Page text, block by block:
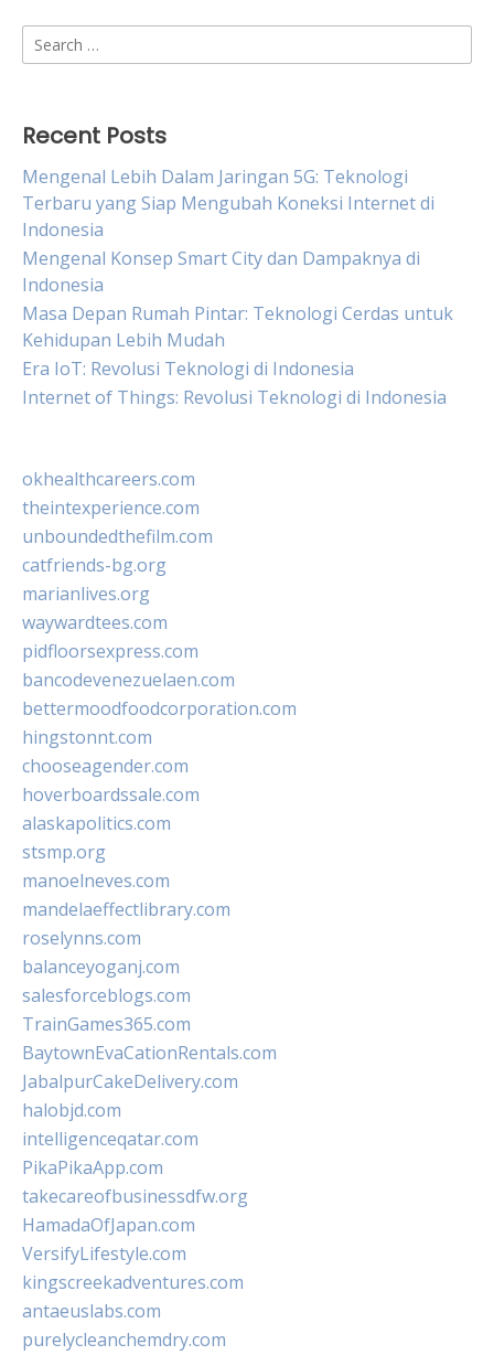
Search
for:
Recent Posts
Mengenal Lebih Dalam Jaringan 5G: Teknologi
Terbaru yang Siap Mengubah Koneksi Internet di
Indonesia
Mengenal Konsep Smart City dan Dampaknya di
Indonesia
Masa Depan Rumah Pintar: Teknologi Cerdas untuk
Kehidupan Lebih Mudah
Era IoT: Revolusi Teknologi di Indonesia
Internet of Things: Revolusi Teknologi di Indonesia
okhealthcareers.com
theintexperience.com
unboundedthefilm.com
catfriends-bg.org
marianlives.org
waywardtees.com
pidfloorsexpress.com
bancodevenezuelaen.com
bettermoodfoodcorporation.com
hingstonnt.com
chooseagender.com
hoverboardssale.com
alaskapolitics.com
stsmp.org
manoelneves.com
mandelaeffectlibrary.com
roselynns.com
balanceyoganj.com
salesforceblogs.com
TrainGames365.com
BaytownEvaCationRentals.com
JabalpurCakeDelivery.com
halobjd.com
intelligenceqatar.com
PikaPikaApp.com
takecareofbusinessdfw.org
HamadaOfJapan.com
VersifyLifestyle.com
kingscreekadventures.com
antaeuslabs.com
purelycleanchemdry.com